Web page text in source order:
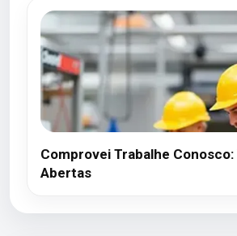
Comprovei Trabalhe Conosco:
Abertas